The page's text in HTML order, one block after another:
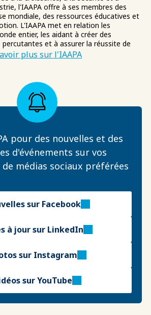
l'IAAPA offre à ses membres des
mondiale, des ressources éducatives et
L'IAAPA met en relation les
entier, les aidant à créer des
percutantes et à assurer la réussite de
plus sur l'IAAPA
pour des nouvelles et des
d'événements sur vos
médias sociaux préférées
sur Facebook
à jour sur LinkedIn
sur Instagram
sur YouTube